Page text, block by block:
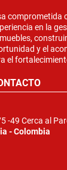
comprometida
en la
y el
el
-49 Cerca al
- Colombia